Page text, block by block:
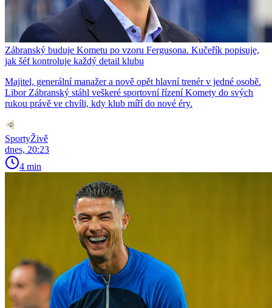
Zábranský buduje Kometu po vzoru Fergusona. Kučeřík popisuje,
jak šéf kontroluje každý detail klubu
Majitel, generální manažer a nově opět hlavní trenér v jedné osobě.
Libor Zábranský stáhl veškeré sportovní řízení Komety do svých
rukou právě ve chvíli, kdy klub míří do nové éry.
SportyŽivě
dnes, 20:23
4 min